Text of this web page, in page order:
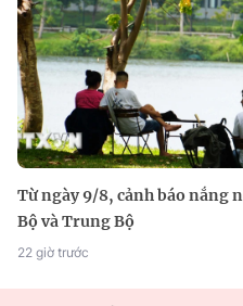
Từ ngày 9/8, cảnh báo nắng
Bộ và Trung Bộ
22 giờ trước